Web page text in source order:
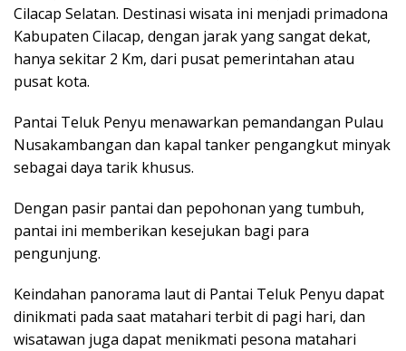
Cilacap Selatan. Destinasi wisata ini menjadi primadona
Kabupaten Cilacap, dengan jarak yang sangat dekat,
hanya sekitar 2 Km, dari pusat pemerintahan atau
pusat kota.
Pantai Teluk Penyu menawarkan pemandangan Pulau
Nusakambangan dan kapal tanker pengangkut minyak
sebagai daya tarik khusus.
Dengan pasir pantai dan pepohonan yang tumbuh,
pantai ini memberikan kesejukan bagi para
pengunjung.
Keindahan panorama laut di Pantai Teluk Penyu dapat
dinikmati pada saat matahari terbit di pagi hari, dan
wisatawan juga dapat menikmati pesona matahari